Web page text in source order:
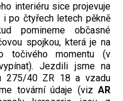
interiéru sice projevuje
po čtyřech letech pěkně
pomineme občasné
spojkou, která je na
točivého momentu (v
Jezdili jsme na
275/40 ZR 18 a vzadu
tovární údaje (viz AR